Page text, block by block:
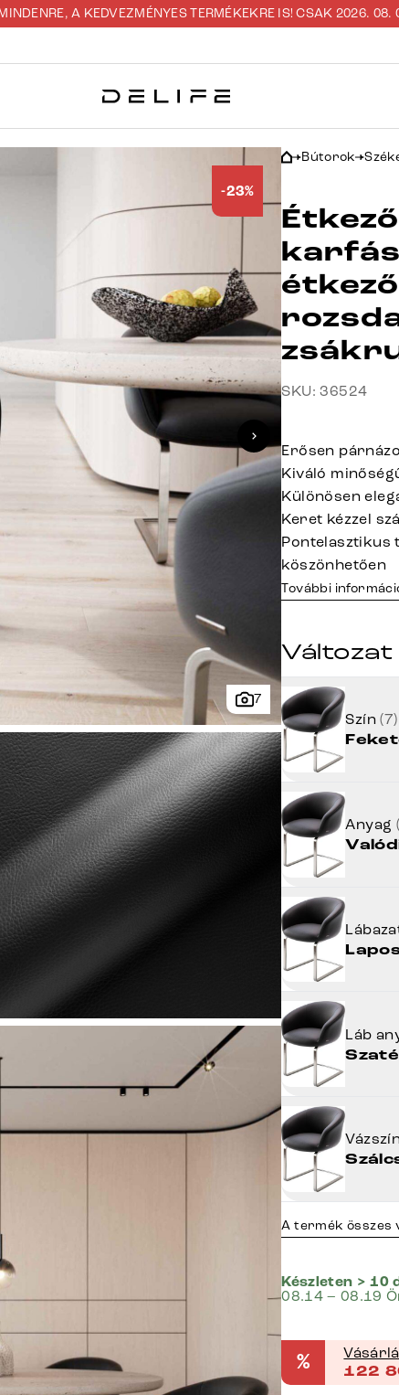
A KEDVEZMÉNYES TERMÉKEKRE IS! CSAK 2026. 08.
7
-23%
Bútorok
SKU: 36524
Erősen
Kiváló
Különösen
Keret kézzel
Pontelasztikus
köszönhetően
További
Változat
Szín(7)
Anyag
Láb
A termék összes
Készleten > 10
08.14 – 08.19
% 122